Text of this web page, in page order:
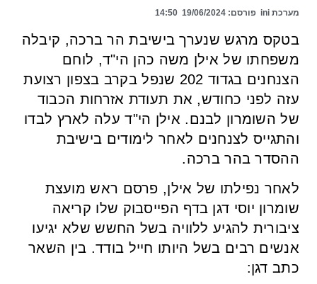
מערכת ini פורסם: 14:50
בטקס מרגש שנערך בישיבת הר ברכה, קיבלה
משפחתו של אילן משה כהן הי"ד, לוחם
הצנחנים בגדוד 202 שנפל בקרב בצפון רצועת
עזה לפני כחודש, את תעודת אזרחות הכבוד
של השומרון לבנם. אילן הי"ד עלה לארץ לבדו
והתגייס לצנחנים לאחר לימודים בישיבת
ההסדר בהר ברכה.
לאחר נפילתו של אילן, פרסם ראש מועצת
שומרון יוסי דגן בדף הפייסבוק שלו קריאה
ציבורית להגיע ללוויה בשל החשש שלא יגיעו
אנשים רבים בשל היותו חייל בודד. בין השאר
כתב דגן: